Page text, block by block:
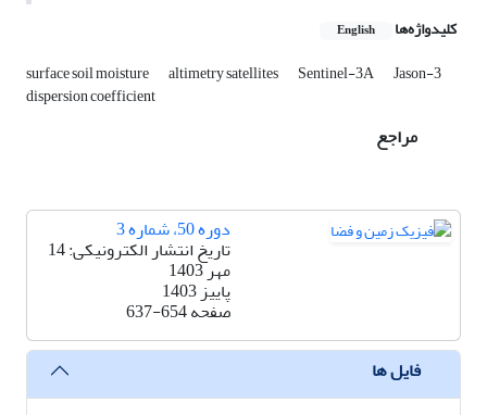
کلیدواژه‌ها English
surface soil moisture altimetry satellites Sentinel-3A Jason-3
dispersion coefficient
مراجع
دوره 50، شماره 3
تاریخ انتشار الکترونیکی: 14
مهر 1403
پاییز 1403
صفحه637-654
فایل ها